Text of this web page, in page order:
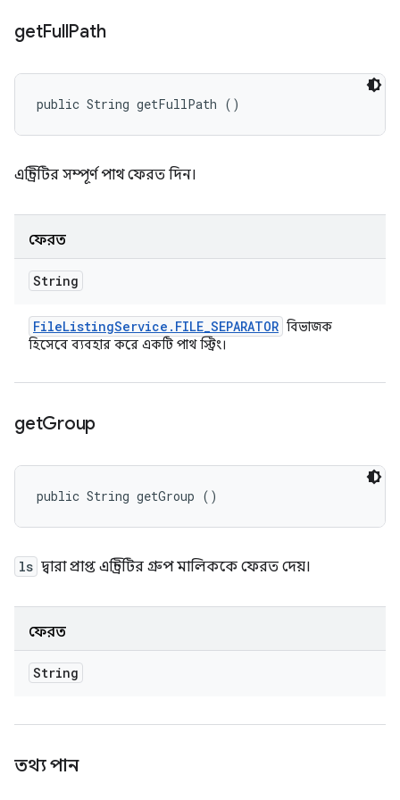
getFullPath
public String getFullPath ()
এন্ট্রিটির সম্পূর্ণ পাথ ফেরত দিন।
ফেরত
String
FileListingService . FILE_SEPARATOR বিভাজক
হিসেবে ব্যবহার করে একটি পাথ স্ট্রিং।
getGroup
public String getGroup ()
ls দ্বারা প্রাপ্ত এন্ট্রিটির গ্রুপ মালিককে ফেরত দেয়।
ফেরত
String
তথ্য পান